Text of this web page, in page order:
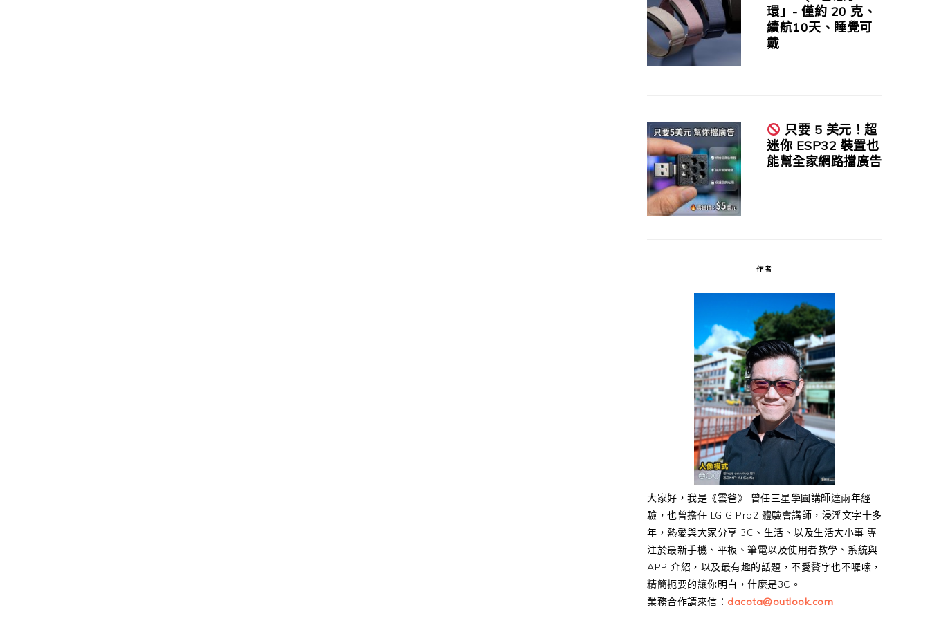
環」- 僅約 20 克、
續航10天、睡覺可
戴
只要 5 美元！超
迷你 ESP32 裝置也
能幫全家網路擋廣告
作者
大家好，我是《雲爸》 曾任三星學園講師達兩年經
驗，也曾擔任 LG G Pro2 體驗會講師，浸淫文字十多
年，熱愛與大家分享 3C、生活、以及生活大小事 專
注於最新手機、平板、筆電以及使用者教學、系統與
APP 介紹，以及最有趣的話題，不愛贅字也不囉嗦，
精簡扼要的讓你明白，什麼是3C。
業務合作請來信： dacota@outlook.com